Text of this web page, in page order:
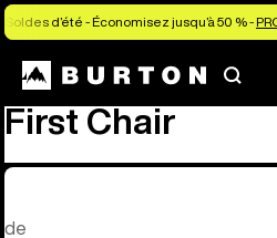
Soldes d’été - Économisez jusqu’à 50 % -
Conditions
First Chair
de